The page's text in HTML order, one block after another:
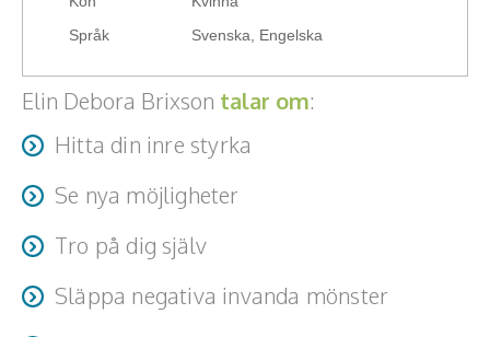
Språk
Svenska, Engelska
Elin Debora Brixson talar om:
Hitta din inre styrka
Se nya möjligheter
Tro på dig själv
Släppa negativa invanda mönster